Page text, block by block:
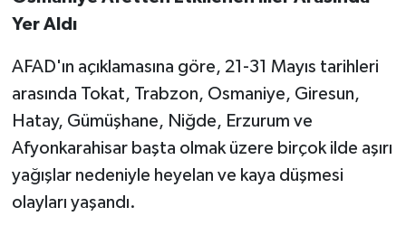
Yer Aldı
AFAD'ın açıklamasına göre, 21-31 Mayıs tarihleri
arasında Tokat, Trabzon, Osmaniye, Giresun,
Hatay, Gümüşhane, Niğde, Erzurum ve
Afyonkarahisar başta olmak üzere birçok ilde aşırı
yağışlar nedeniyle heyelan ve kaya düşmesi
olayları yaşandı.